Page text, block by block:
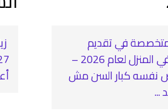
في تقديم
خدمات الرعاية والدعم في المنزل لعام 2026 –
نفسه كبار السن مش
...